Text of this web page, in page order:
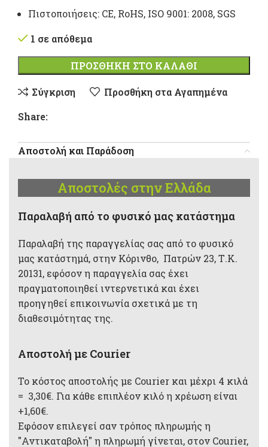
Πιστοποιήσεις: CE, RoHS, ISO 9001: 2008, SGS
1 σε απόθεμα
ΠΡΟΣΘΉΚΗ ΣΤΟ ΚΑΛΆΘΙ
Σύγκριση
Προσθήκη στα Αγαπημένα
Share:
Αποστολή και Παράδοση
Αποστολές στην Ελλάδα
Παραλαβή από το φυσικό μας κατάστημα
Παραλαβή της παραγγελίας σας από το φυσικό
μας κατάστημά, στην Κόρινθο, Πατρών 23, Τ.Κ.
20131, εφόσον η παραγγελία σας έχει
πραγματοποιηθεί ιντερνετικά και έχει
προηγηθεί επικοινωνία σχετικά με τη
διαθεσιμότητας της.
Αποστολή με Courier
Το κόστος αποστολής με Courier και μέχρι 4 κιλά
= 3,30€. Για κάθε επιπλέον κιλό η χρέωση είναι
+1,60€.
Εφόσον επιλεγεί σαν τρόπος πληρωμής η
"Αντικαταβολή" η πληρωμή γίνεται, στον Courier,